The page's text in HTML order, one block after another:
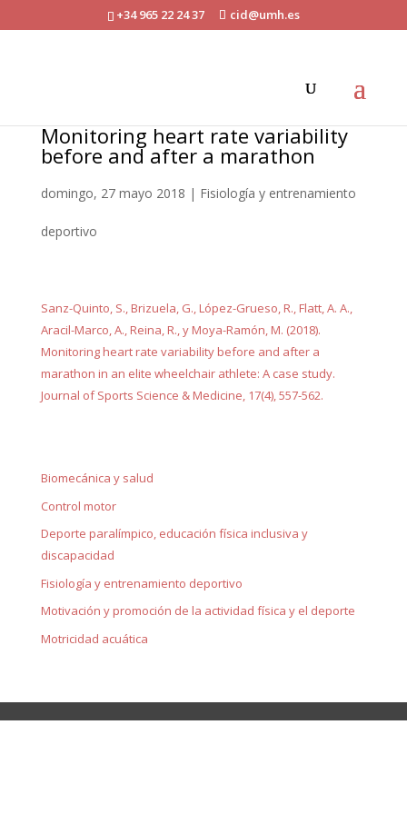
+34 965 22 24 37 cid@umh.es
Monitoring heart rate variability
before and after a marathon
domingo, 27 mayo 2018 | Fisiología y entrenamiento
deportivo
Sanz-Quinto, S., Brizuela, G., López-Grueso, R., Flatt, A. A.,
Aracil-Marco, A., Reina, R., y Moya-Ramón, M. (2018).
Monitoring heart rate variability before and after a
marathon in an elite wheelchair athlete: A case study.
Journal of Sports Science & Medicine, 17(4), 557-562.
Biomecánica y salud
Control motor
Deporte paralímpico, educación física inclusiva y
discapacidad
Fisiología y entrenamiento deportivo
Motivación y promoción de la actividad física y el deporte
Motricidad acuática